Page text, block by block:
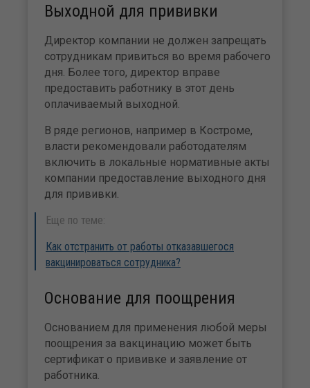
Выходной для прививки
Директор компании не должен запрещать
сотрудникам привиться во время рабочего
дня. Более того, директор вправе
предоставить работнику в этот день
оплачиваемый выходной.
В ряде регионов, например в Костроме,
власти рекомендовали работодателям
включить в локальные нормативные акты
компании предоставление выходного дня
для прививки.
Еще по теме:
Как отстранить от работы отказавшегося
вакцинироваться сотрудника?
Основание для поощрения
Основанием для применения любой меры
поощрения за вакцинацию может быть
сертификат о прививке и заявление от
работника.